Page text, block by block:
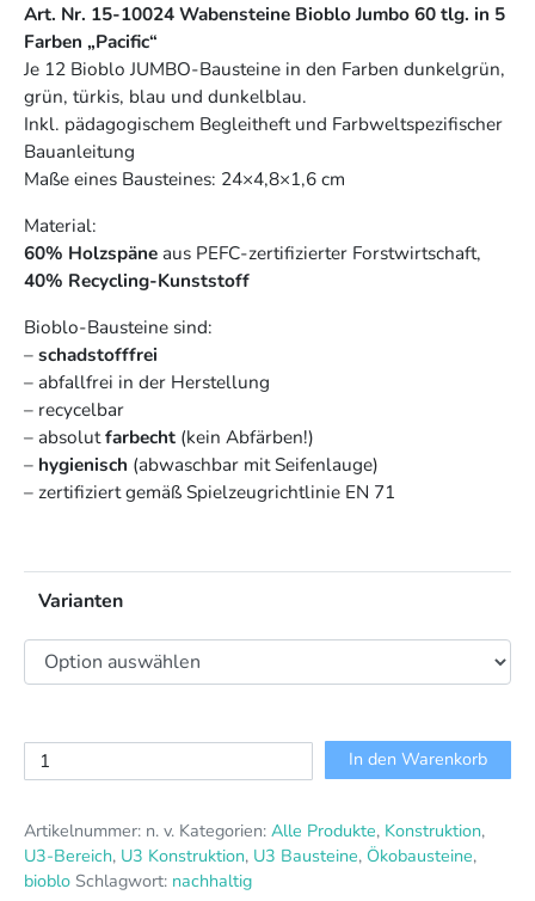
Art. Nr. 15-10024 Wabensteine Bioblo Jumbo 60 tlg. in 5
Farben „Pacific“
Je 12 Bioblo JUMBO-Bausteine in den Farben dunkelgrün,
grün, türkis, blau und dunkelblau.
Inkl. pädagogischem Begleitheft und Farbweltspezifischer
Bauanleitung
Maße eines Bausteines: 24×4,8×1,6 cm
Material:
60% Holzspäneaus PEFC-zertifizierter Forstwirtschaft,
40% Recycling-Kunststoff
Bioblo-Bausteine sind:
–schadstofffrei
– abfallfrei in der Herstellung
– recycelbar
– absolutfarbecht (kein Abfärben!)
– hygienisch (abwaschbar mit Seifenlauge)
– zertifiziert gemäß Spielzeugrichtlinie EN 71
Varianten
Bioblo
Sets
Menge
In den Warenkorb
Artikelnummer: n. v. Kategorien: Alle Produkte, Konstruktion,
U3-Bereich, U3 Konstruktion, U3 Bausteine, Ökobausteine,
bioblo Schlagwort: nachhaltig